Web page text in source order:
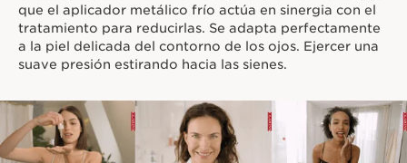
que el aplicador metálico frío actúa en sinergia con el
tratamiento para reducirlas. Se adapta perfectamente
a la piel delicada del contorno de los ojos. Ejercer una
suave presión estirando hacia las sienes.